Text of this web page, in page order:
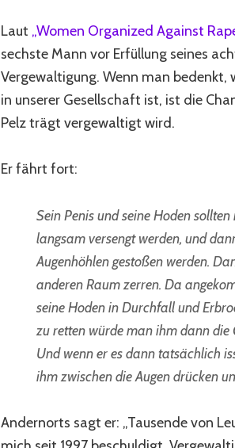
Laut „Women Organized Against
sechste Mann vor Erfüllung seines
Vergewaltigung. Wenn man bedenkt,
in unserer Gesellschaft ist, ist die
Pelz trägt vergewaltigt wird.
Er fährt fort:
Sein Penis und seine Hoden
langsam versengt werden, und
Augenhöhlen gestoßen werden.
anderen Raum zerren. Da
seine Hoden in Durchfall und
zu retten würde man ihm dann die
Und wenn er es dann tatsächlich
ihm zwischen die Augen drücken
Andernorts sagt er: „Tausende von